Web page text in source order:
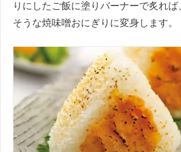
りにしたご飯に塗りバーナーで炙れ
そうな焼味噌おにぎりに変身します。